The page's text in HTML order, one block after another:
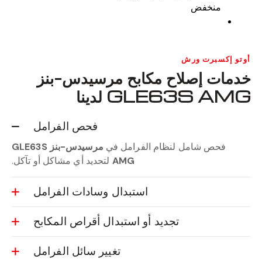
منخفض
أوتو إكسبرت ورش
خدمات إصلاح مكابح مرسيدس-بنز
GLE63S AMG لدينا
فحص الفرامل
فحص شامل لنظام الفرامل في
مرسيدس-بنز GLE63S
AMG لتحديد أي مشاكل أو تآكل.
استبدال وسادات الفرامل
تجديد أو استبدال أقراص المكابح
تغيير سائل الفرامل